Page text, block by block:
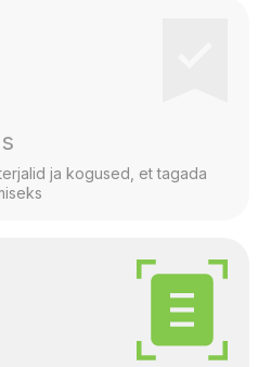
ja kogused, et tagada